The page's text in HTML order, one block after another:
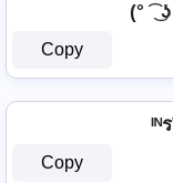
(°
Copy
Copy